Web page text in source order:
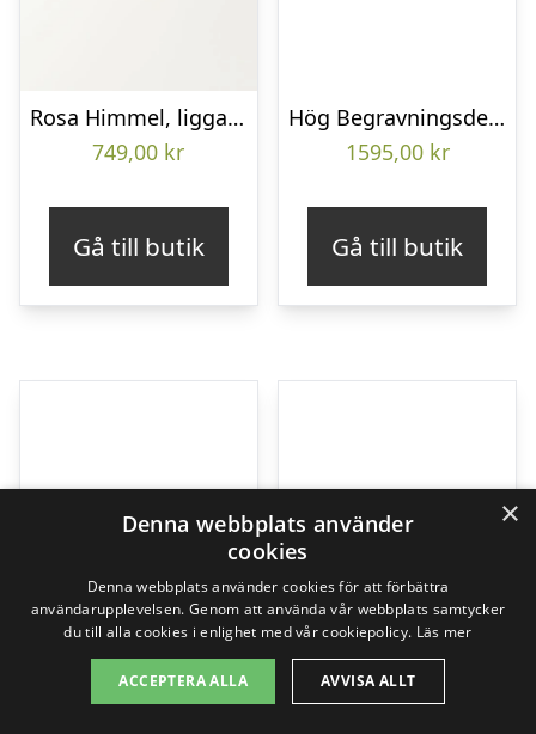
Rosa Himmel, liggande bukett
749,00 kr
Gå till butik
Hög Begravningsdekoration
1595,00 kr
Gå till butik
×
Denna webbplats använder
cookies
Denna webbplats använder cookies för att förbättra
användarupplevelsen. Genom att använda vår webbplats samtycker
du till alla cookies i enlighet med vår cookiepolicy. Läs mer
ACCEPTERA ALLA AVVISA ALLT